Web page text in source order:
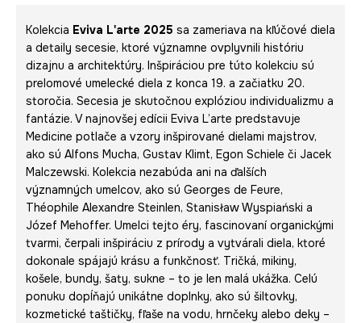
Kolekcia Eviva L'arte 2025 sa zameriava na kľúčové diela
a detaily secesie, ktoré významne ovplyvnili históriu
dizajnu a architektúry. Inšpiráciou pre túto kolekciu sú
prelomové umelecké diela z konca 19. a začiatku 20.
storočia. Secesia je skutočnou explóziou individualizmu a
fantázie. V najnovšej edícii Eviva L’arte predstavuje
Medicine potlače a vzory inšpirované dielami majstrov,
ako sú Alfons Mucha, Gustav Klimt, Egon Schiele či Jacek
Malczewski. Kolekcia nezabúda ani na ďalších
významných umelcov, ako sú Georges de Feure,
Théophile Alexandre Steinlen, Stanisław Wyspiański a
Józef Mehoffer. Umelci tejto éry, fascinovaní organickými
tvarmi, čerpali inšpiráciu z prírody a vytvárali diela, ktoré
dokonale spájajú krásu a funkčnosť. Tričká, mikiny,
košele, bundy, šaty, sukne – to je len malá ukážka. Celú
ponuku dopĺňajú unikátne doplnky, ako sú šiltovky,
kozmetické taštičky, fľaše na vodu, hrnčeky alebo deky –